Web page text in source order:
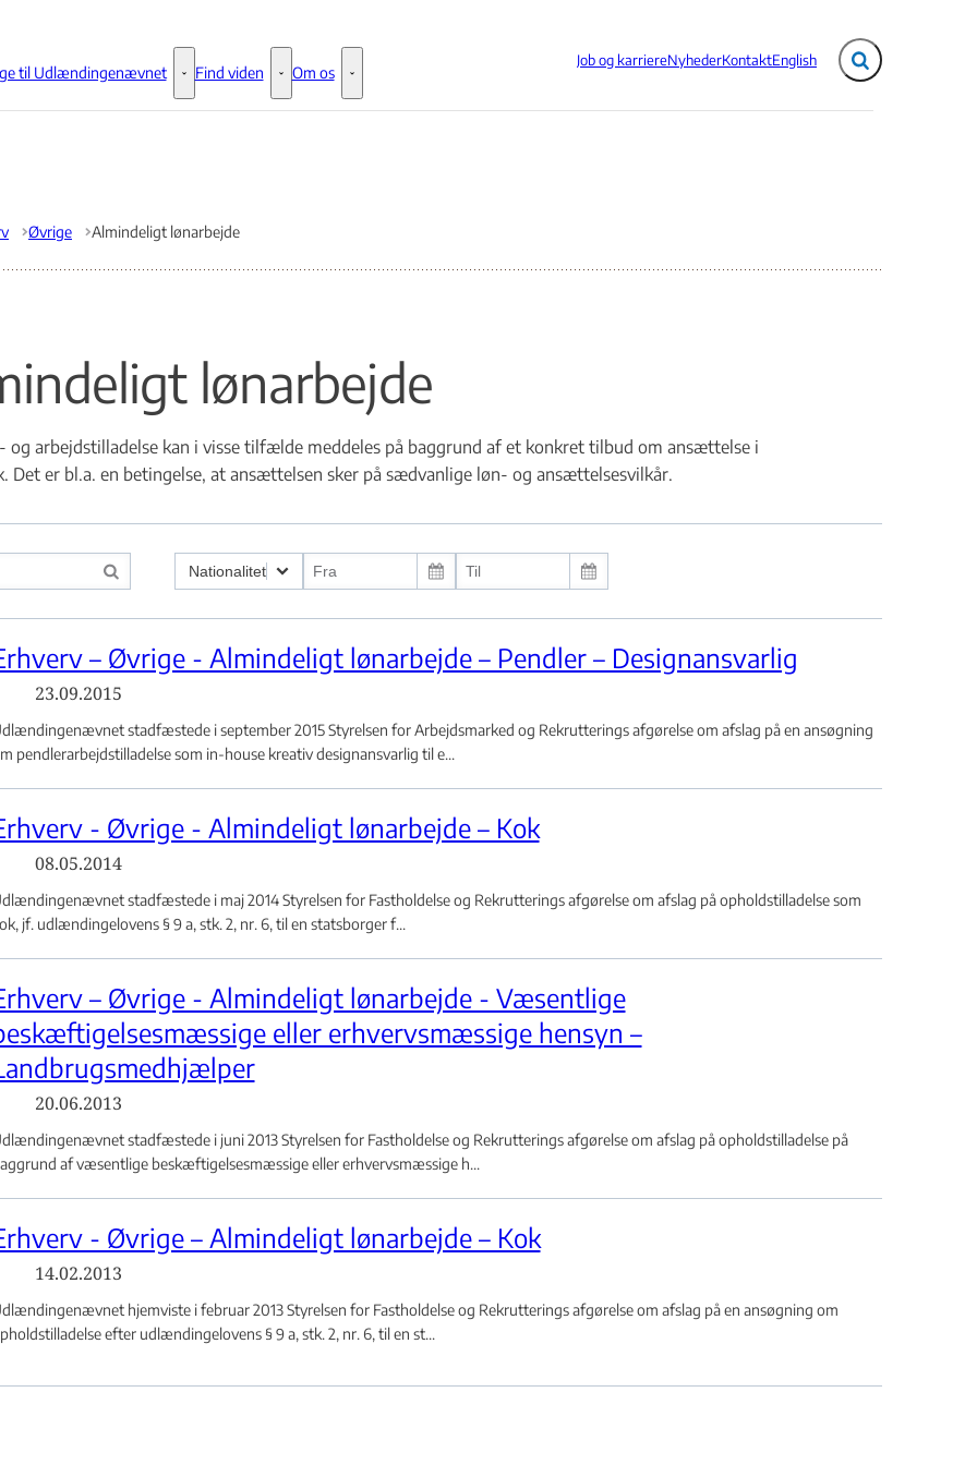
Job og karriereNyhederKontaktEnglish Fold søgefelt ud
til Udlændingenævnet Klage til Udlændingenævnet - Flere links
Find viden Find viden - Flere links
Om os Om os - Flere links
Øvrige Almindeligt lønarbejde
ved indrejse - Flere links
lønarbejde
og arbejdstilladelse kan i visse tilfælde meddeles på baggrund af et konkret tilbud om ansættelse i
Det er bl.a. en betingelse, at ansættelsen sker på sædvanlige løn- og ansættelsesvilkår.
Nationalitet
– Øvrige - Almindeligt lønarbejde – Pendler – Designansvarlig
23.09.2015
stadfæstede i september 2015 Styrelsen for Arbejdsmarked og Rekrutterings afgørelse om afslag på en ansøgning
pendlerarbejdstilladelse som in-house kreativ designansvarlig til e...
- Øvrige - Almindeligt lønarbejde – Kok
08.05.2014
stadfæstede i maj 2014 Styrelsen for Fastholdelse og Rekrutterings afgørelse om afslag på opholdstilladelse som
jf. udlændingelovens § 9 a, stk. 2, nr. 6, til en statsborger f...
– Øvrige - Almindeligt lønarbejde - Væsentlige
eller erhvervsmæssige hensyn –
20.06.2013
stadfæstede i juni 2013 Styrelsen for Fastholdelse og Rekrutterings afgørelse om afslag på opholdstilladelse på
af væsentlige beskæftigelsesmæssige eller erhvervsmæssige h...
- Øvrige – Almindeligt lønarbejde – Kok
14.02.2013
hjemviste i februar 2013 Styrelsen for Fastholdelse og Rekrutterings afgørelse om afslag på en ansøgning om
efter udlændingelovens § 9 a, stk. 2, nr. 6, til en st...